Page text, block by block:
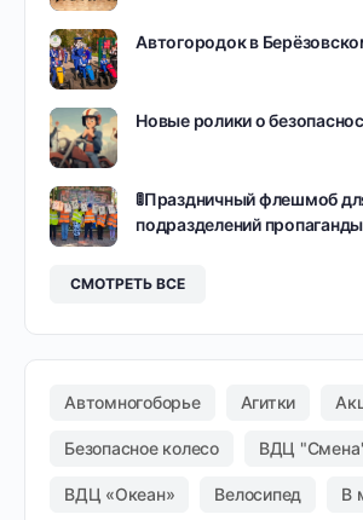
Автогородок в
Новые ролики о
🚦Праздничный флешмоб
подразделений
СМОТРЕТЬ ВСЕ
Автомногоборье Агитки
Безопасное колесо ВДЦ
ВДЦ «Океан» Велосипед В